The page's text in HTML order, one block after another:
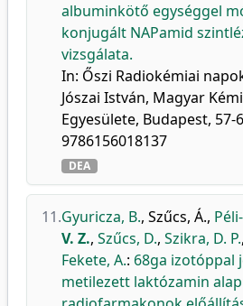
albuminkötő egységgel
konjugált NAPamid
vizsgálata.
In: Őszi Radiokémiai
Jószai István, Magyar
Egyesülete, Budapest, 57-
9786156018137
DEA
11.Gyuricza, B., Szűcs, Á.,
V. Z., Szűcs, D., Szikra, D. P.,
Fekete, A.: 68ga izotóppal
metilezett laktózamin